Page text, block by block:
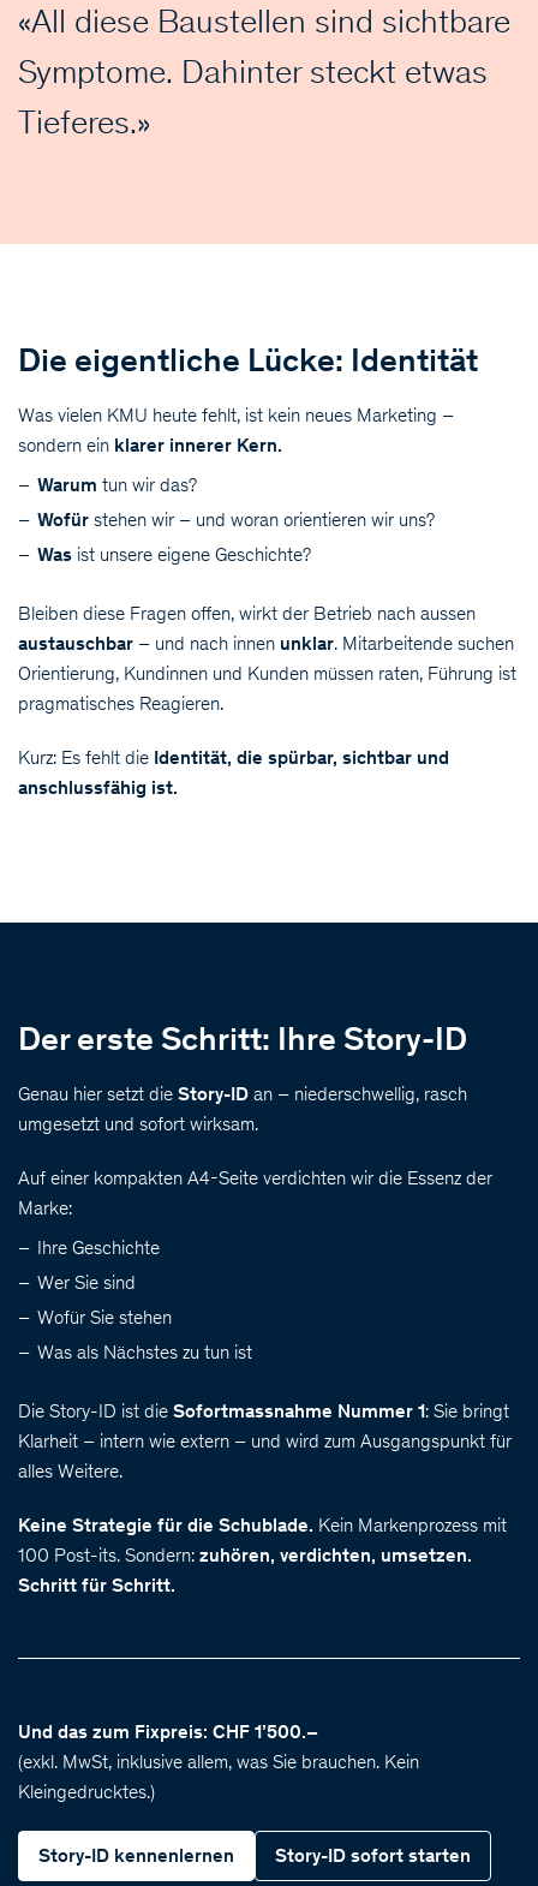
All diese Baustellen sind sichtbare
Symptome. Dahinter steckt etwas
Tieferes.
Die eigentliche Lücke: Identität
Was vielen KMU heute fehlt, ist kein neues Marketing –
sondern ein klarer innerer Kern.
Warum tun wir das?
Wofür stehen wir – und woran orientieren wir uns?
Was ist unsere eigene Geschichte?
Bleiben diese Fragen offen, wirkt der Betrieb nach aussen
austauschbar – und nach innen unklar. Mitarbeitende suchen
Orientierung, Kundinnen und Kunden müssen raten, Führung ist
pragmatisches Reagieren.
Kurz: Es fehlt die Identität, die spürbar, sichtbar und
anschlussfähig ist.
Der erste Schritt: Ihre Story-ID
Genau hier setzt die Story-ID an – niederschwellig, rasch
umgesetzt und sofort wirksam.
Auf einer kompakten A4-Seite verdichten wir die Essenz der
Marke:
Ihre Geschichte
Wer Sie sind
Wofür Sie stehen
Was als Nächstes zu tun ist
Die Story-ID ist die Sofortmassnahme Nummer 1: Sie bringt
Klarheit – intern wie extern – und wird zum Ausgangspunkt für
alles Weitere.
Keine Strategie für die Schublade. Kein Markenprozess mit
100 Post-its. Sondern: zuhören, verdichten, umsetzen.
Schritt für Schritt.
Und das zum Fixpreis: CHF 1’500.–
(exkl. MwSt, inklusive allem, was Sie brauchen. Kein
Kleingedrucktes.)
Story-ID kennenlernen Story-ID sofort starten